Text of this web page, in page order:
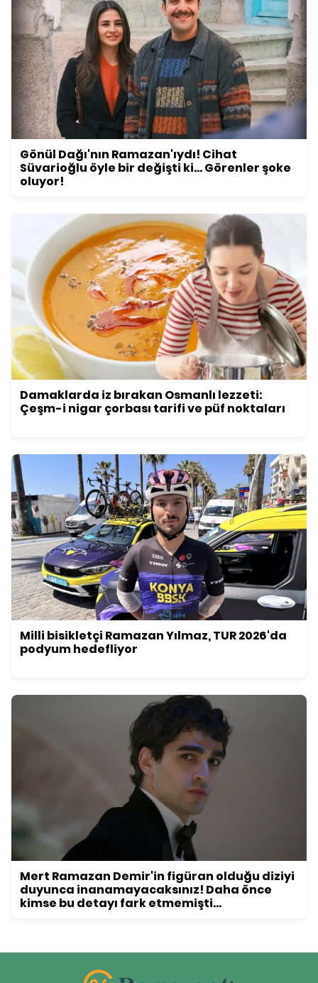
Gönül Dağı'nın Ramazan'ıydı! Cihat
Süvarioğlu öyle bir değişti ki... Görenler şoke
oluyor!
Damaklarda iz bırakan Osmanlı lezzeti:
Çeşm-i nigar çorbası tarifi ve püf noktaları
Milli bisikletçi Ramazan Yılmaz, TUR 2026'da
podyum hedefliyor
Mert Ramazan Demir'in figüran olduğu diziyi
duyunca inanamayacaksınız! Daha önce
kimse bu detayı fark etmemişti...